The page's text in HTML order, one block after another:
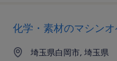
化学・素材のマシン
埼玉県白岡市, 埼玉県